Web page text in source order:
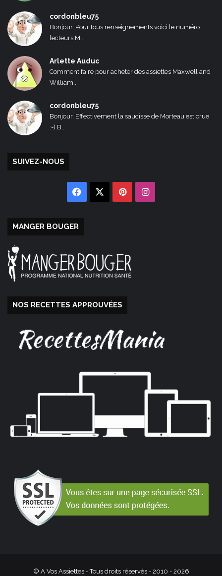
cordonbleu75
Bonjour, Pour tous renseignements voici le numéro
lecteurs M...
Arlette Auduc
Comment faire pour acheter des assiettes Maxwell and
William...
cordonbleu75
Bonjour, Effectivement la saucisse de Morteau est crue
:-) B...
SUIVEZ-NOUS
Facebook PinterestInstagram
MANGER BOUGER
NOS RECETTES APPROUVÉES
© A Vos Assiettes - Tous droits réservés - 2010 - 2026